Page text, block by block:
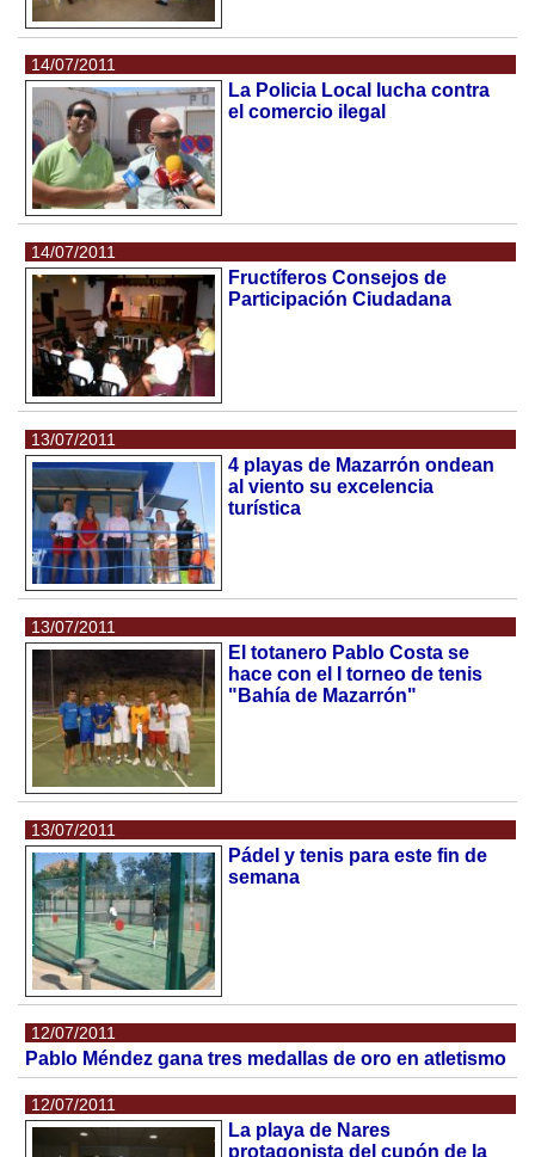
14/07/2011
La Policia Local lucha contra
el comercio ilegal
14/07/2011
Fructíferos Consejos de
Participación Ciudadana
13/07/2011
4 playas de Mazarrón ondean
al viento su excelencia
turística
13/07/2011
El totanero Pablo Costa se
hace con el I torneo de tenis
"Bahía de Mazarrón"
13/07/2011
Pádel y tenis para este fin de
semana
12/07/2011
Pablo Méndez gana tres medallas de oro en atletismo
12/07/2011
La playa de Nares
protagonista del cupón de la